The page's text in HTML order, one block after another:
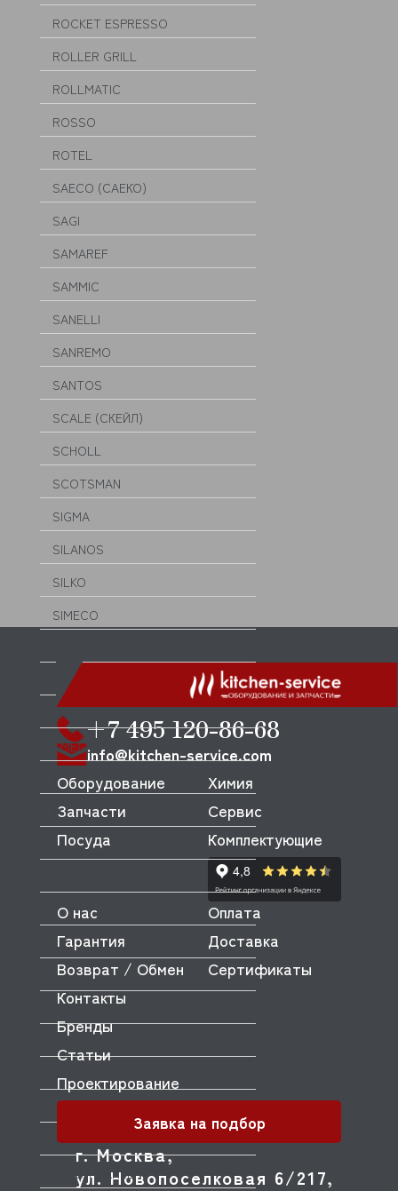
ROCKET ESPRESSO
ROLLER GRILL
ROLLMATIC
ROSSO
ROTEL
SAECO (САЕКО)
SAGI
SAMAREF
SAMMIC
SANELLI
SANREMO
SANTOS
SCALE (СКЕЙЛ)
SCHOLL
SCOTSMAN
SIGMA
SILANOS
SILKO
SIMECO
SIRMAN
SKYCOLD
SMEG
SMOKI
SOTTORIVA
SPAR
SPICER
SPIDOCOOK
STAR
STARFOOD
STONE
SUNMIX
SUNNEX
SVEBA DAHLEN
+7 495 120-86-68
info@kitchen-service.com
г. Москва,
ул. Новопоселковая 6/217,
Оборудование
Запчасти
Посуда
Химия
Сервис
Комплектующие
О нас
Оплата
Гарантия
Доставка
Возврат / Обмен
Сертификаты
Контакты
Бренды
Статьи
Проектирование
Заявка на подбор